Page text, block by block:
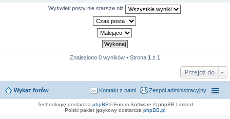
Wyświetl posty nie starsze niż
Znaleziono 0 wyników • Strona 1 z 1
Przejdź do
Wykaz forów Zespół administracyjny
Kontakt z nami
Technologię dostarcza phpBB® Forum Software © phpBB Limited
Polski pakiet językowy dostarcza phpBB.pl